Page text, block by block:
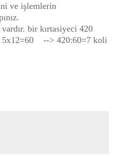
ve işlemlerin
vardır. bir kırtasiyeci 420
5x12=60 --> 420:60=7 koli